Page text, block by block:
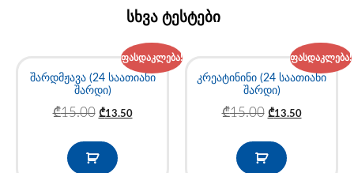
სხვა ტესტები
ფასდაკლება!
შარდმჟავა (24 საათიანი
შარდი)
₾15.00 ₾13.50
ფასდაკლება!
კრეატინინი (24 საათიანი
შარდი)
₾15.00 ₾13.50